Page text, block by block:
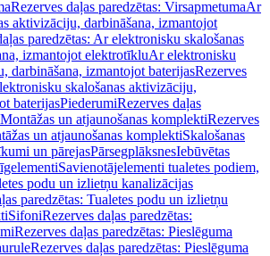
Rezerves daļas paredzētas: VirsapmetumaAr
aktivizāciju, darbināšana, izmantojot
paredzētas: Ar elektronisku skalošanas
izmantojot elektrotīkluAr elektronisku
darbināšana, izmantojot baterijasRezerves
skalošanas aktivizāciju,
baterijasPiederumiRezerves daļas
Montāžas un atjaunošanas komplektiRezerves
un atjaunošanas komplektiSkalošanas
un pārejasPārsegplāksnesIebūvētas
Savienotājelementi tualetes podiem,
podu un izlietņu kanalizācijas
paredzētas: Tualetes podu un izlietņu
SifoniRezerves daļas paredzētas:
Rezerves daļas paredzētas: Pieslēguma
Rezerves daļas paredzētas: Pieslēguma